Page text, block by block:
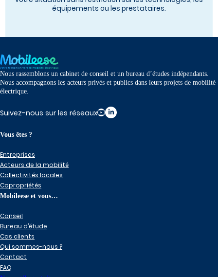
équipements ou les prestataires.
Nous rassemblons un cabinet de conseil et un bureau d’études indépendants.
Nous accompagnons les acteurs privés et publics dans leurs projets de mobilité
électrique.
Suivez-nous sur les réseaux
Vous êtes ?
Entreprises
Acteurs de la mobilité
Collectivités locales
Copropriétés
Mobileese et vous…
Conseil
Bureau d’étude
Cas clients
Qui sommes-nous ?
Contact
FAQ